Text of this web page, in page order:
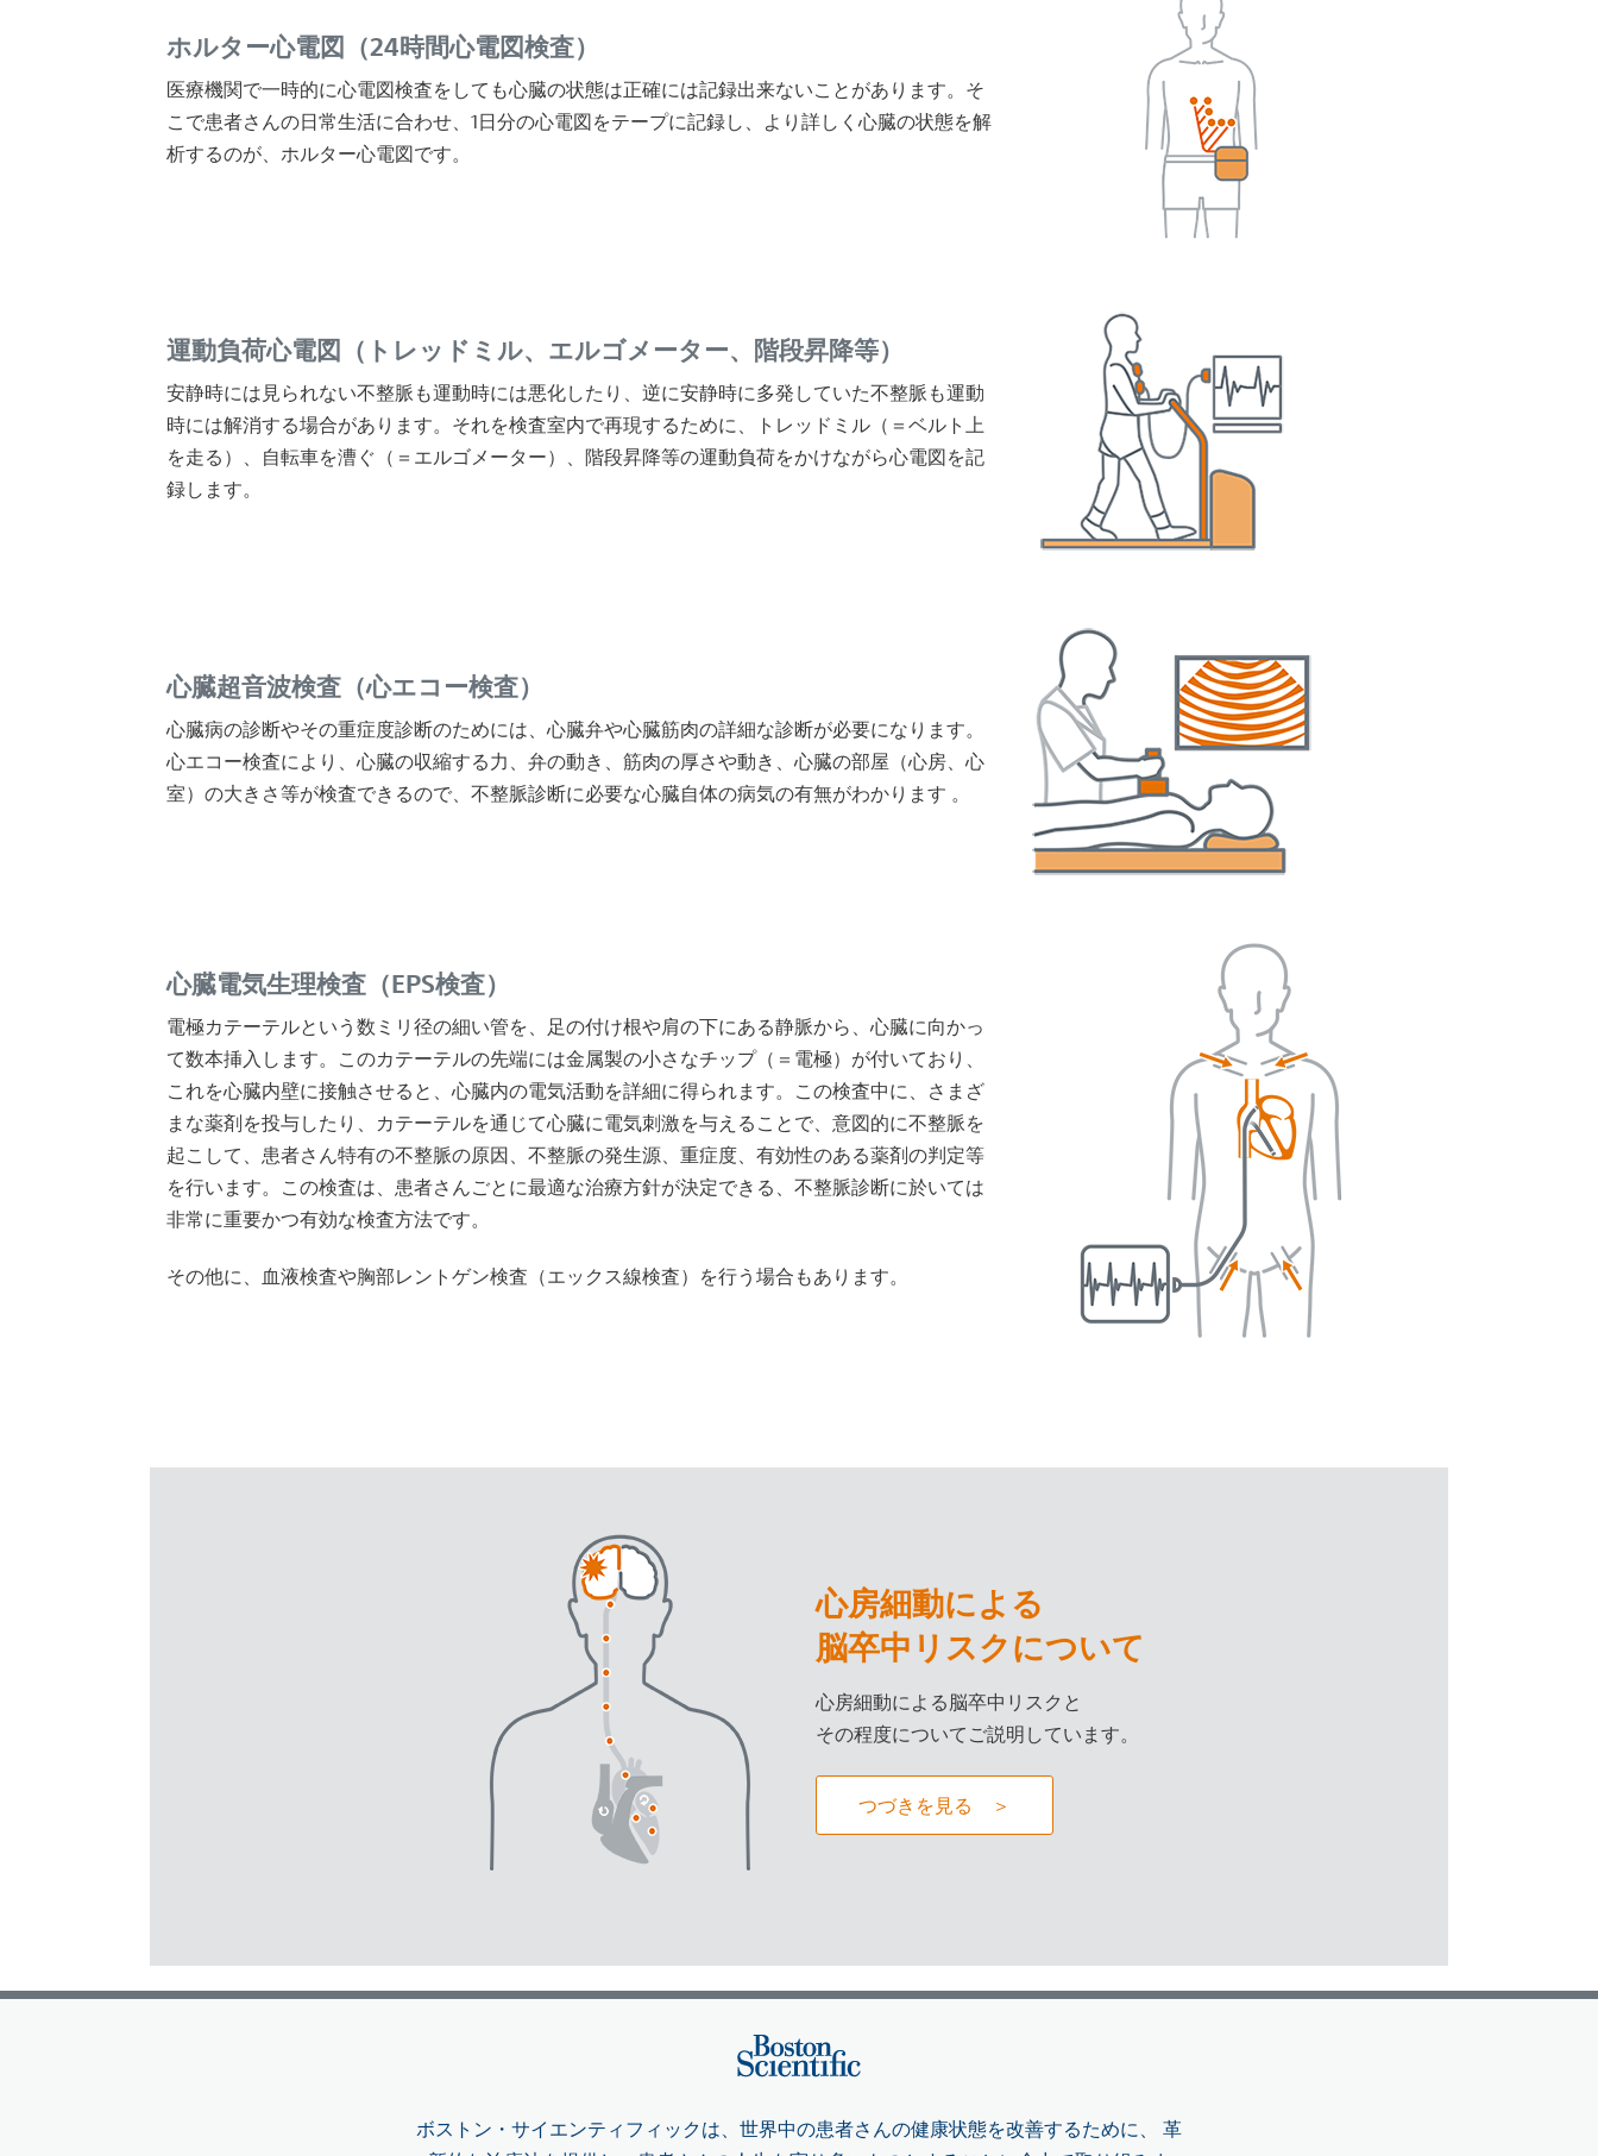
ホルター心電図（24時間心電図検査）
医療機関で一時的に心電図検査をしても心臓の状態は正確には記録出来ないことがあります。そ
こで患者さんの日常生活に合わせ、1日分の心電図をテープに記録し、より詳しく心臓の状態を解
析するのが、ホルター心電図です。
運動負荷心電図（トレッドミル、エルゴメーター、階段昇降等）
安静時には見られない不整脈も運動時には悪化したり、逆に安静時に多発していた不整脈も運動
時には解消する場合があります。それを検査室内で再現するために、トレッドミル（＝ベルト上
を走る）、自転車を漕ぐ（＝エルゴメーター）、階段昇降等の運動負荷をかけながら心電図を記
録します。
心臓超音波検査（心エコー検査）
心臓病の診断やその重症度診断のためには、心臓弁や心臓筋肉の詳細な診断が必要になります。
心エコー検査により、心臓の収縮する力、弁の動き、筋肉の厚さや動き、心臓の部屋（心房、心
室）の大きさ等が検査できるので、不整脈診断に必要な心臓自体の病気の有無がわかります 。
心臓電気生理検査（EPS検査）
電極カテーテルという数ミリ径の細い管を、足の付け根や肩の下にある静脈から、心臓に向かっ
て数本挿入します。このカテーテルの先端には金属製の小さなチップ（＝電極）が付いており、
これを心臓内壁に接触させると、心臓内の電気活動を詳細に得られます。この検査中に、さまざ
まな薬剤を投与したり、カテーテルを通じて心臓に電気刺激を与えることで、意図的に不整脈を
起こして、患者さん特有の不整脈の原因、不整脈の発生源、重症度、有効性のある薬剤の判定等
を行います。この検査は、患者さんごとに最適な治療方針が決定できる、不整脈診断に於いては
非常に重要かつ有効な検査方法です。
その他に、血液検査や胸部レントゲン検査（エックス線検査）を行う場合もあります。
心房細動による
脳卒中リスクについて
心房細動による脳卒中リスクと
その程度についてご説明しています。
つづきを見る ＞
ボストン・サイエンティフィックは、世界中の患者さんの健康状態を改善するために、 革